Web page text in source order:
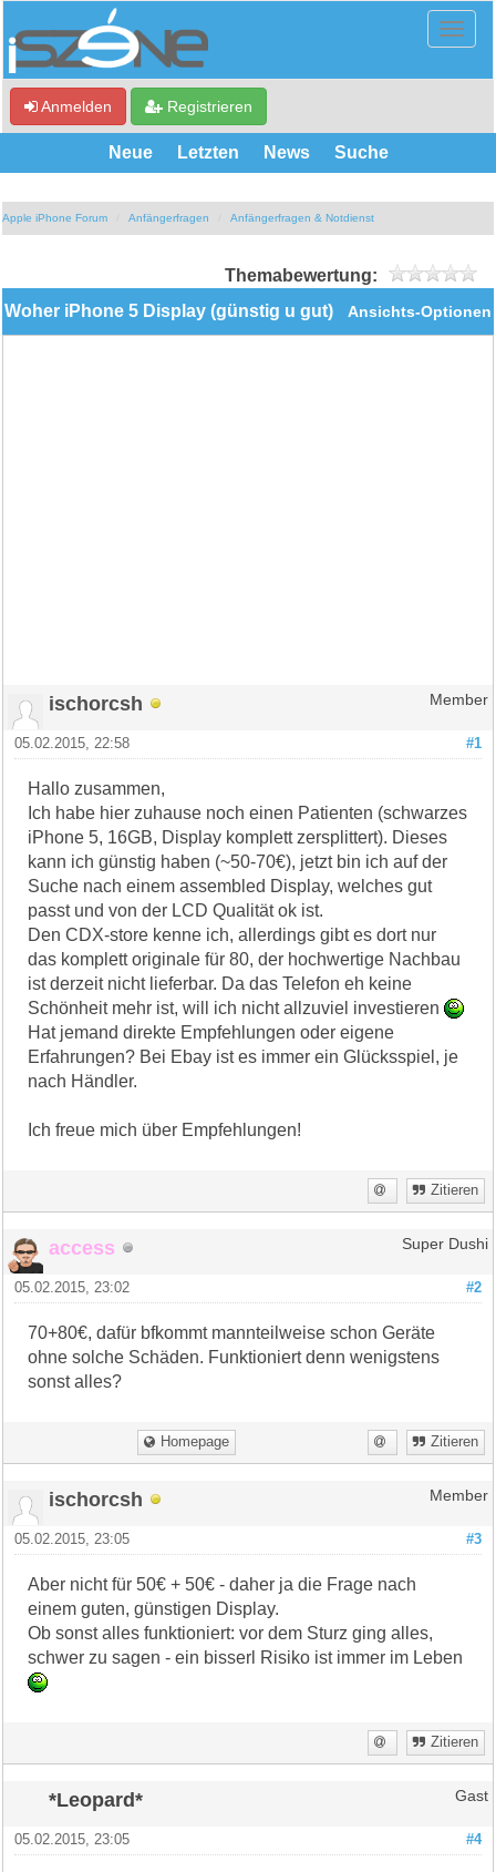
Anmelden Registrieren
Neue Letzten News Suche
Apple iPhone Forum Anfängerfragen Anfängerfragen & Notdienst
Themabewertung:
Ansichts-Optionen
Woher iPhone 5 Display (günstig u gut)
ischorcsh Member
#1
05.02.2015, 22:58
Hallo zusammen,
Ich habe hier zuhause noch einen Patienten (schwarzes
iPhone 5, 16GB, Display komplett zersplittert). Dieses
kann ich günstig haben (~50-70€), jetzt bin ich auf der
Suche nach einem assembled Display, welches gut
passt und von der LCD Qualität ok ist.
Den CDX-store kenne ich, allerdings gibt es dort nur
das komplett originale für 80, der hochwertige Nachbau
ist derzeit nicht lieferbar. Da das Telefon eh keine
Schönheit mehr ist, will ich nicht allzuviel investieren
Hat jemand direkte Empfehlungen oder eigene
Erfahrungen? Bei Ebay ist es immer ein Glücksspiel, je
nach Händler.
Ich freue mich über Empfehlungen!
Zitieren
access Super Dushi
#2
05.02.2015, 23:02
70+80€, dafür bfkommt mannteilweise schon Geräte
ohne solche Schäden. Funktioniert denn wenigstens
sonst alles?
Homepage Zitieren
ischorcsh Member
#3
05.02.2015, 23:05
Aber nicht für 50€ + 50€ - daher ja die Frage nach
einem guten, günstigen Display.
Ob sonst alles funktioniert: vor dem Sturz ging alles,
schwer zu sagen - ein bisserl Risiko ist immer im Leben
Zitieren
*Leopard* Gast
#4
05.02.2015, 23:05